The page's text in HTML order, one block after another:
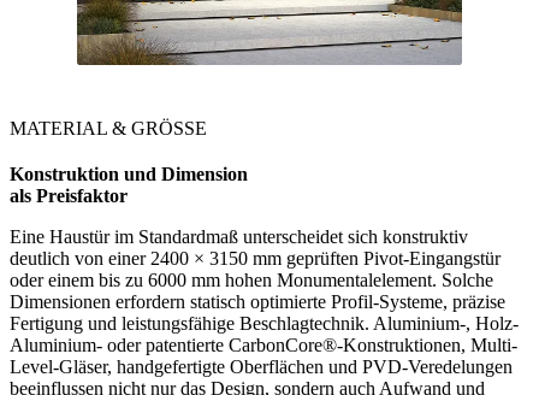
MATERIAL & GRÖSSE
Konstruktion und Dimension
als Preisfaktor
Eine Haustür im Standardmaß unterscheidet sich konstruktiv
deutlich von einer 2400 × 3150 mm geprüften Pivot-Eingangstür
oder einem bis zu 6000 mm hohen Monumentalelement. Solche
Dimensionen erfordern statisch optimierte Profil-Systeme, präzise
Fertigung und leistungsfähige Beschlagtechnik. Aluminium-, Holz-
Aluminium- oder patentierte CarbonCore®-Konstruktionen, Multi-
Level-Gläser, handgefertigte Oberflächen und PVD-Veredelungen
beeinflussen nicht nur das Design, sondern auch Aufwand und